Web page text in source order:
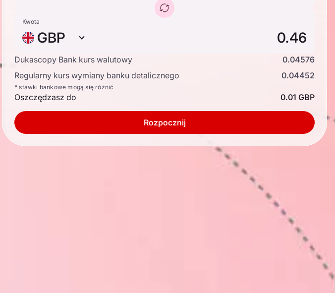
Kwota
GBP
Dukascopy Bank kurs walutowy
0.04576
Regularny kurs wymiany banku detalicznego
0.04452
* stawki bankowe mogą się różnić
Oszczędzasz do 0.01 GBP
Rozpocznij